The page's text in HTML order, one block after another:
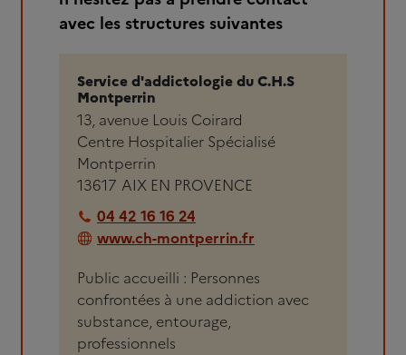
avec les structures suivantes
Service d'addictologie du C.H.S
Montperrin
13, avenue Louis Coirard
Centre Hospitalier Spécialisé
Montperrin
13617 AIX EN PROVENCE
04 42 16 16 24
www.ch-montperrin.fr
Public accueilli : Personnes
confrontées à une addiction avec
substance, entourage,
professionnels